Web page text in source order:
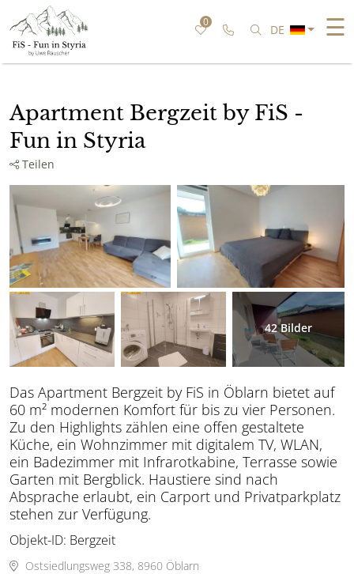
☰
0 Rufen Sie uns an
Nach
DE
Apartment Bergzeit by FiS -
Fun in Styria
Teilen
42Bilder
Das Apartment Bergzeit by FiS in Öblarn bietet auf
60 m² modernen Komfort für bis zu vier Personen.
Zu den Highlights zählen eine offen gestaltete
Küche, ein Wohnzimmer mit digitalem TV, WLAN,
ein Badezimmer mit Infrarotkabine, Terrasse sowie
Garten mit Bergblick. Haustiere sind nach
Absprache erlaubt, ein Carport und Privatparkplatz
stehen zur Verfügung.
Objekt-ID: Bergzeit
Ostsiedlungsweg 338, 8960 Öblarn